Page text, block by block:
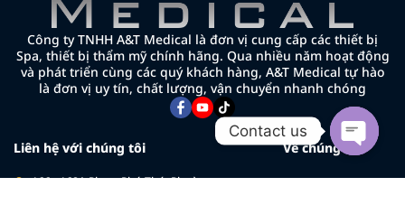
Liên hệ với chúng tôi
166 - 168A Phạm Phú Thứ, Phường
Công ty TNHH A&T Medical là đơn vị cung cấp các thiết bị
Spa, thiết bị thẩm mỹ chính hãng. Qua nhiều năm hoạt động
và phát triển cùng các quý khách hàng, A&T Medical tự hào
là đơn vị uy tín, chất lượng, vận chuyển nhanh chóng
Về chúng tôi
Contact us